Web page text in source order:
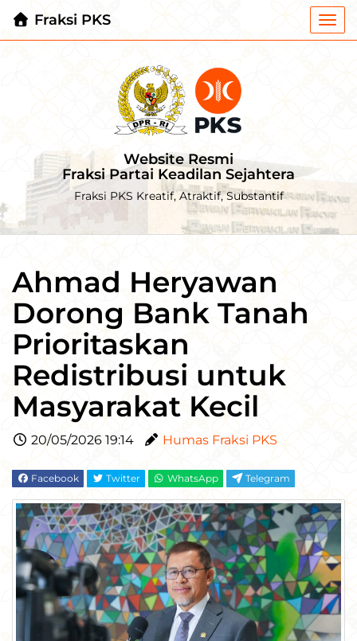
Fraksi PKS
Website Resmi
Fraksi Partai Keadilan Sejahtera
Fraksi PKS Kreatif, Atraktif, Substantif
Ahmad Heryawan
Dorong Bank Tanah
Prioritaskan
Redistribusi untuk
Masyarakat Kecil
20/05/2026 19:14 Humas Fraksi PKS
Facebook Twitter WhatsApp Telegram